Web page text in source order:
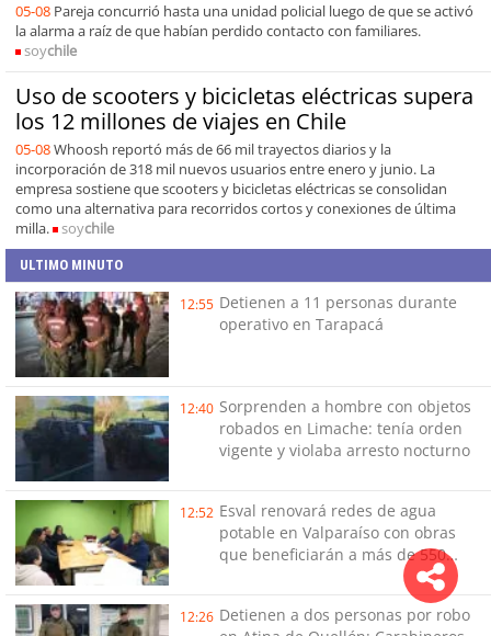
05-08 Pareja concurrió hasta una unidad policial luego de que se activó
la alarma a raíz de que habían perdido contacto con familiares.
soychile
Uso de scooters y bicicletas eléctricas supera
los 12 millones de viajes en Chile
05-08Whoosh reportó más de 66 mil trayectos diarios y la
incorporación de 318 mil nuevos usuarios entre enero y junio. La
empresa sostiene que scooters y bicicletas eléctricas se consolidan
como una alternativa para recorridos cortos y conexiones de última
milla.
soychile
ULTIMO MINUTO
12:55 Detienen a 11 personas durante
operativo en Tarapacá
12:40 Sorprenden a hombre con objetos
robados en Limache: tenía orden
vigente y violaba arresto nocturno
12:52 Esval renovará redes de agua
potable en Valparaíso con obras
que beneficiarán a más de 550
12:26 Detienen a dos personas por robo